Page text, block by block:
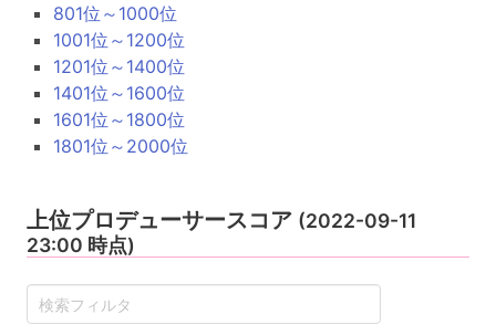
801位～1000位
1001位～1200位
1201位～1400位
1401位～1600位
1601位～1800位
1801位～2000位
上位プロデューサースコア (2022-09-11
23:00 時点)